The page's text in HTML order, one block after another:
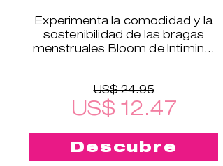
Experimenta la comodidad y la
sostenibilidad de las bragas
menstruales Bloom de Intimina,
US$ 24.95
US$ 12.47
Descubre